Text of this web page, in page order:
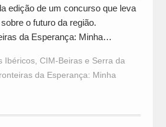
edição de um concurso que leva
o futuro da região.
da Esperança: Minha…
Ibéricos, CIM-Beiras e Serra da
da Esperança: Minha